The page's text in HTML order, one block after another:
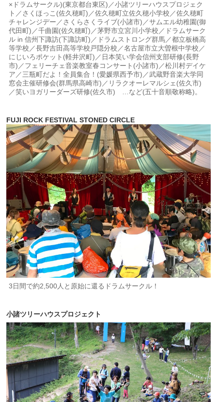
×ドラムサークル)(東京都台東区)／小諸ツリーハウスプロジェク
ト／さくほっこ(佐久穂町)／佐久穂町立佐久穂小学校／佐久穂町
チャレンジデー／さくらさくライブ(小諸市)／サムエル幼稚園(御
代田町)／千曲園(佐久穂町)／茅野市立宮川小学校／ドラムサーク
ル in 信州下諏訪(下諏訪町)／ドラムストロング群馬／都立板橋高
等学校／長野吉田高等学校戸隠分校／名古屋市立大曽根中学校／
にじいろポケット(軽井沢町)／日本笑い学会信州支部研修(長野
市)／フェリーチェ音楽教室春コンサート(小諸市)／松川村デイケ
ア／三瓶町だよ！全員集合！(愛媛県西予市)／武蔵野音楽大学同
窓会主催研修会(群馬県高崎市)／リラクオーレマルシェ(佐久市)
／笑いヨガリーダーズ研修(佐久市) …など(五十音順敬称略)。
FUJI ROCK FESTIVAL STONED CIRCLE
3日間で約2,500人と原始に還るドラムサークル！
小諸ツリーハウスプロジェクト